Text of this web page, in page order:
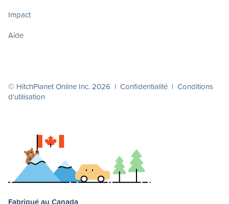
Impact
Aide
© HitchPlanet Online Inc. 2026 | Confidentialité | Conditions
d'utilisation
Fabriqué au Canada